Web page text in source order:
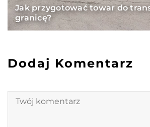
Jak przygotować towar do
granicę?
Dodaj Komentarz